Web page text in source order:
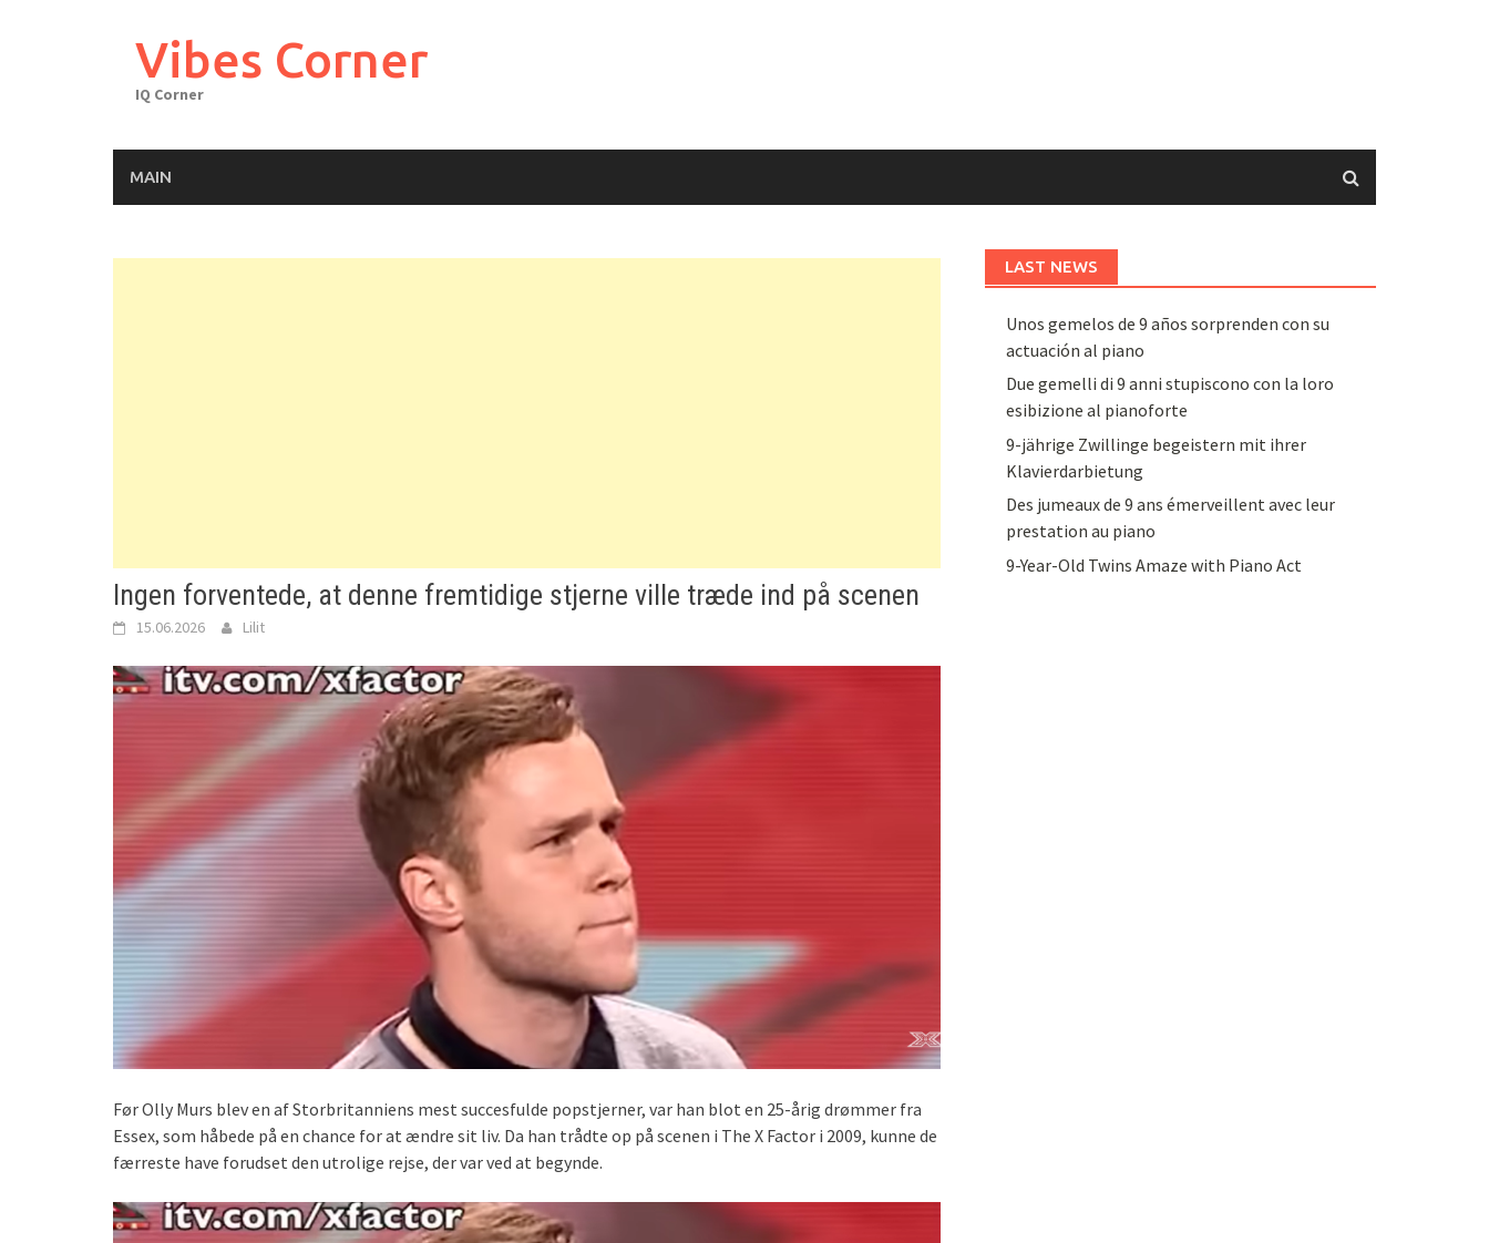
Vibes Corner
IQ Corner
MAIN
Ingen forventede, at denne fremtidige stjerne ville træde ind på scenen
15.06.2026 Lilit
Før Olly Murs blev en af Storbritanniens mest succesfulde popstjerner, var han blot en 25-årig drømmer fra
Essex, som håbede på en chance for at ændre sit liv. Da han trådte op på scenen i The X Factor i 2009, kunne de
færreste have forudset den utrolige rejse, der var ved at begynde.
LAST NEWS
Unos gemelos de 9 años sorprenden con su
actuación al piano
Due gemelli di 9 anni stupiscono con la loro
esibizione al pianoforte
9-jährige Zwillinge begeistern mit ihrer
Klavierdarbietung
Des jumeaux de 9 ans émerveillent avec leur
prestation au piano
9-Year-Old Twins Amaze with Piano Act